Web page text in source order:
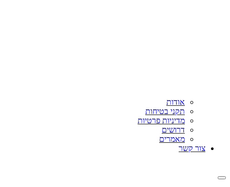
אודות
תקני בטיחות
מדיניות פרטיות
דרושים
מאמרים
צור קשר